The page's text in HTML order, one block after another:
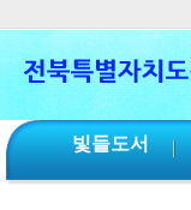
빛들도서